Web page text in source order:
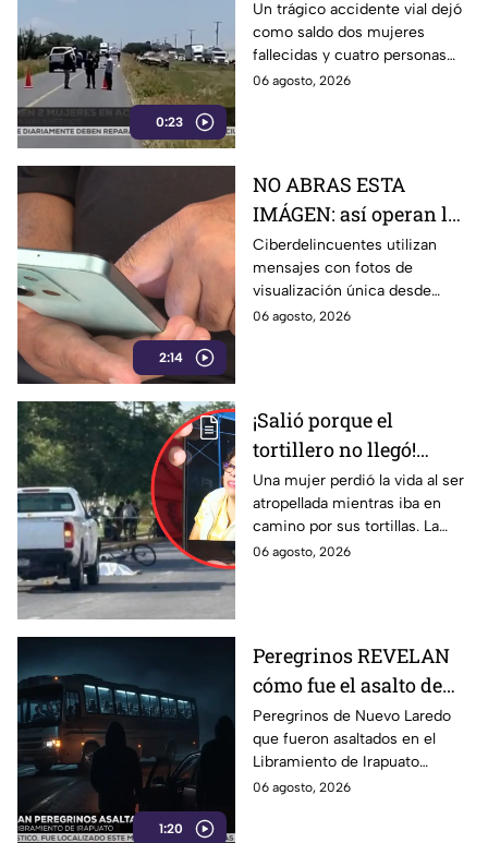
0:23
y cuatro personas más
heridas
Un trágico accidente vial dejó
como saldo dos mujeres
fallecidas y cuatro personas
heridas. Cuerpos de
06 agosto, 2026
2:14
NO ABRAS ESTA
IMÁGEN: así operan los
“mensajes fantasma”, el
nuevo engaño de
ciberd3lincuentes
Ciberdelincuentes utilizan
mensajes con fotos de
visualización única desde
números desconocidos para
06 agosto, 2026
¡Salió porque el
tortillero no llegó!
Revelan la identidad de
la mujer que mur1o
atropell4da en el
bulevar “Las Torres” en
Una mujer perdió la vida al ser
atropellada mientras iba en
camino por sus tortillas. La
identidad de la víctima fue
06 agosto, 2026
1:20
Peregrinos REVELAN
cómo fue el asalto de
autobús en Guanajuato:
ASÍ los interceptaron
Peregrinos de Nuevo Laredo
que fueron asaltados en el
Libramiento de Irapuato
relataron cómo ocurrió la
06 agosto, 2026